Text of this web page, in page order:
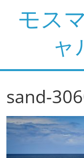
へ
ッ
プ
モス
ャ
sand-